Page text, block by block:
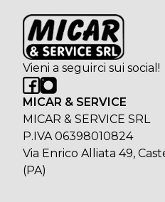
Vieni a seguirci sui social!
MICAR & SERVICE
MICAR & SERVICE SRL
P.IVA 06398010824
Via Enrico Alliata 49,
(PA)